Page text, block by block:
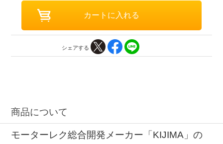
シェアする
商品について
モーターレク総合開発メーカー「KIJIMA」の